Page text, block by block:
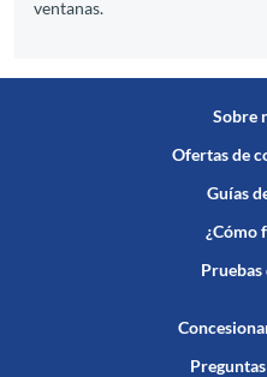
ventanas.
Sobre
Ofertas de
Guías
¿Cómo
Pruebas